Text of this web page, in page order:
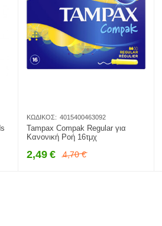
ΚΩΔΙΚΌΣ: 4015400463092
Tampax Compak Regular για
Κανονική Ροή 16τμχ
4,70 €
2,49 €